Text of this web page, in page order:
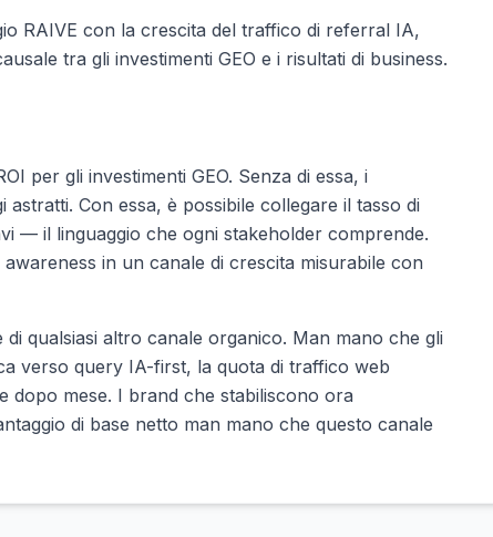
RAIVE con la crescita del traffico di referral IA,
tra gli investimenti GEO e i risultati di business.
per gli investimenti GEO. Senza di essa, i
Con essa, è possibile collegare il tasso di
— il linguaggio che ogni stakeholder comprende.
in un canale di crescita misurabile con
qualsiasi altro canale organico. Man mano che gli
verso query IA-first, la quota di traffico web
dopo mese. I brand che stabiliscono ora
di base netto man mano che questo canale